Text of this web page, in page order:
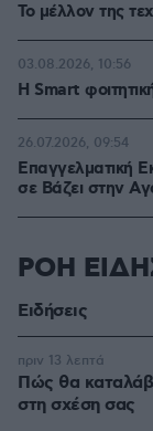
Το μέλλον της
Η Smart
03.08.2026, 10:56
Επαγγελματική
σε Bάζει στην
26.07.2026, 09:54
ΡΟΗ
Ειδήσεις
Πώς θα
στη σχέση σας
πριν 13 λεπτά